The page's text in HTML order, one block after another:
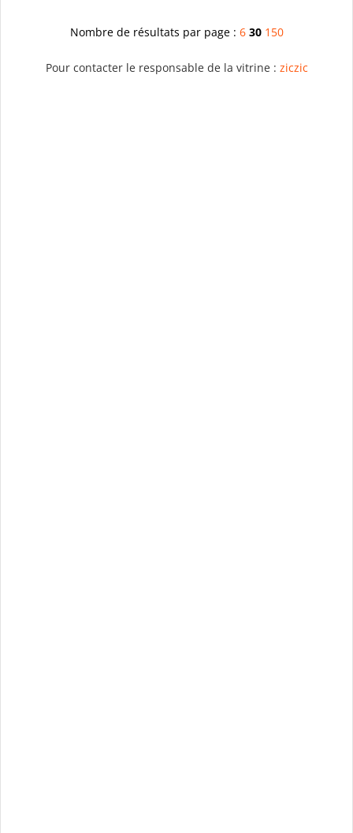
Nombre de résultats par page : 6 30 150
Pour contacter le responsable de la vitrine : ziczic